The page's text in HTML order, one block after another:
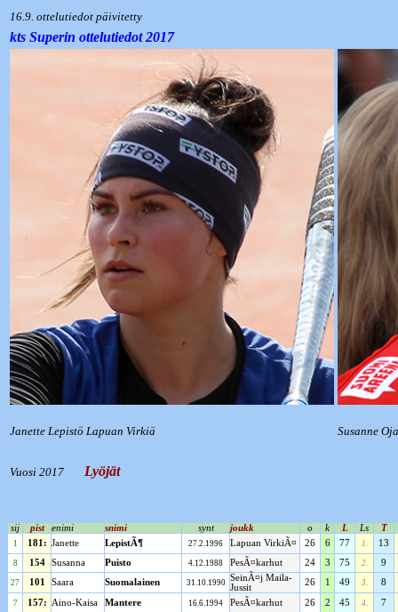
16.9. ottelutiedot päivitetty
kts Superin ottelutiedot 2017
Janette Lepistö Lapuan Virkiä Susanne
Vuosi 2017 Lyöjät
sij pist enimi snimi synt joukk o k L Ls T
1 181: Janette LepistÃ¶ 27.2.1996 Lapuan VirkiÃ¤ 26 6 77 1. 13
8 154 Susanna Puisto 4.12.1988 PesÃ¤karhut 24 3 75 2. 9
27 101 Saara Suomalainen 31.10.1990 SeinÃ¤j Maila-
Jussit
26 1 49 3. 8
7 157: Aino-Kaisa Mantere 16.6.1994 PesÃ¤karhut 26 2 45 4. 7